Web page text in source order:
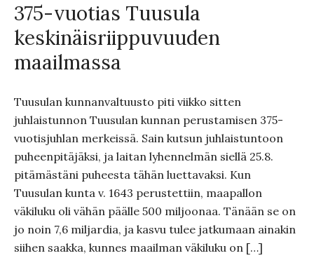
375-vuotias Tuusula
keskinäisriippuvuuden
maailmassa
Tuusulan kunnanvaltuusto piti viikko sitten
juhlaistunnon Tuusulan kunnan perustamisen 375-
vuotisjuhlan merkeissä. Sain kutsun juhlaistuntoon
puheenpitäjäksi, ja laitan lyhennelmän siellä 25.8.
pitämästäni puheesta tähän luettavaksi. Kun
Tuusulan kunta v. 1643 perustettiin, maapallon
väkiluku oli vähän päälle 500 miljoonaa. Tänään se on
jo noin 7,6 miljardia, ja kasvu tulee jatkumaan ainakin
siihen saakka, kunnes maailman väkiluku on […]